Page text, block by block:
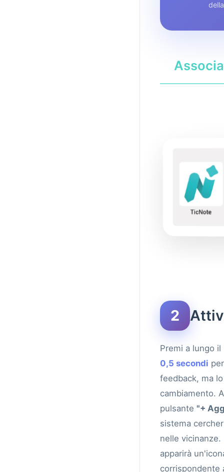
2
Premi a lungo
0,5 secondi
feedback, ma
cambiamento.
pulsante "+
sistema
nelle
apparirà
corrispondente